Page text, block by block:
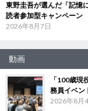
東野圭吾が選んだ「記憶
読者参加型キャンペーン
2026年8月7日
動画
「100歳
務員イベン
2026年8月